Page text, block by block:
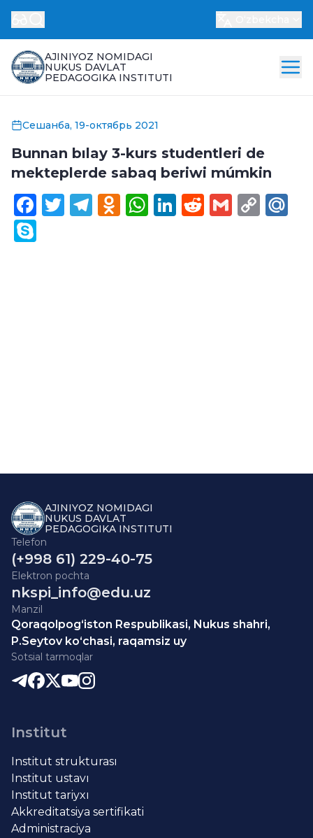
AJINIYOZ NOMIDAGI
NUKUS DAVLAT
PEDAGOGIKA INSTITUTI
Сешанба, 19-октябрь 2021
Bunnan bılay 3-kurs studentleri de
mekteplerde sabaq beriwi múmkin
Facebook
Twitter
Telegram
Odnoklassniki
WhatsApp
LinkedIn
Reddit
Gmail
AJINIYOZ NOMIDAGI
NUKUS DAVLAT
PEDAGOGIKA INSTITUTI
Telefon
(+998 61) 229-40-75
Elektron pochta
nkspi_info@edu.uz
Manzil
Qoraqolpog‘iston Respublikasi, Nukus shahri,
P.Seytov ko‘chasi, raqamsiz uy
Sotsial tarmoqlar
Institut
Institut strukturası
Institut ustavı
Institut tariyxı
Akkreditatsiya sertifikati
Administraciya